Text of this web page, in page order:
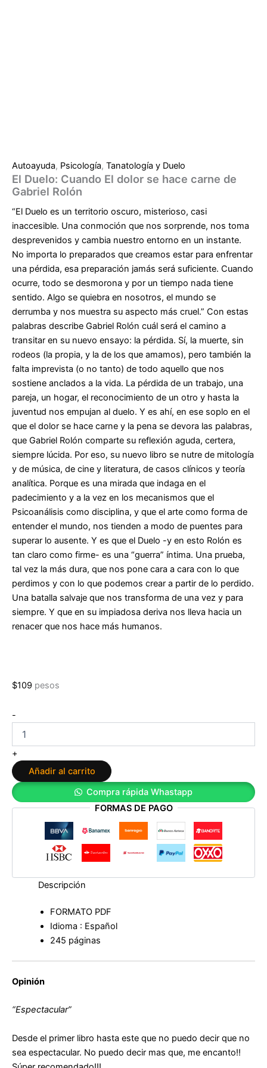
Autoayuda, Psicología, Tanatología y Duelo
El Duelo: Cuando El dolor se hace carne de
Gabriel Rolón
“El Duelo es un territorio oscuro, misterioso, casi
inaccesible. Una conmoción que nos sorprende, nos toma
desprevenidos y cambia nuestro entorno en un instante.
No importa lo preparados que creamos estar para enfrentar
una pérdida, esa preparación jamás será suficiente. Cuando
ocurre, todo se desmorona y por un tiempo nada tiene
sentido. Algo se quiebra en nosotros, el mundo se
derrumba y nos muestra su aspecto más cruel.” Con estas
palabras describe Gabriel Rolón cuál será el camino a
transitar en su nuevo ensayo: la pérdida. Sí, la muerte, sin
rodeos (la propia, y la de los que amamos), pero también la
falta imprevista (o no tanto) de todo aquello que nos
sostiene anclados a la vida. La pérdida de un trabajo, una
pareja, un hogar, el reconocimiento de un otro y hasta la
juventud nos empujan al duelo. Y es ahí, en ese soplo en el
que el dolor se hace carne y la pena se devora las palabras,
que Gabriel Rolón comparte su reflexión aguda, certera,
siempre lúcida. Por eso, su nuevo libro se nutre de mitología
y de música, de cine y literatura, de casos clínicos y teoría
analítica. Porque es una mirada que indaga en el
padecimiento y a la vez en los mecanismos que el
Psicoanálisis como disciplina, y que el arte como forma de
entender el mundo, nos tienden a modo de puentes para
superar lo ausente. Y es que el Duelo -y en esto Rolón es
tan claro como firme- es una “guerra” íntima. Una prueba,
tal vez la más dura, que nos pone cara a cara con lo que
perdimos y con lo que podemos crear a partir de lo perdido.
Una batalla salvaje que nos transforma de una vez y para
siempre. Y que en su impiadosa deriva nos lleva hacia un
renacer que nos hace más humanos.
$109 pesos
-
Duelo:
Cuando
El
dolor
hace
de
+
Añadir al carrito
Compra rápida Whastapp
FORMAS DE PAGO
Descripción
FORMATO PDF
Idioma : Español
245 páginas
Opinión
“Espectacular”
Desde el primer libro hasta este que no puedo decir que no
sea espectacular. No puedo decir mas que, me encanto!!